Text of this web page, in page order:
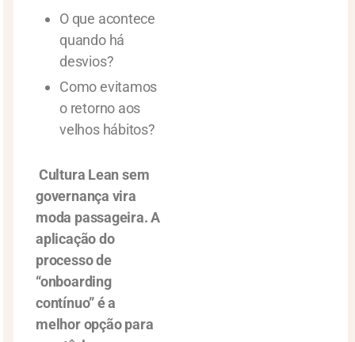
O que acontece
quando há
desvios?
Como evitamos
o retorno aos
velhos hábitos?
Cultura Lean sem
governança vira
moda passageira. A
aplicação do
processo de
“onboarding
contínuo” é a
melhor opção para